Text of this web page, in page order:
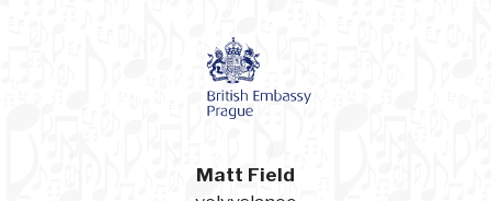
Matt Field